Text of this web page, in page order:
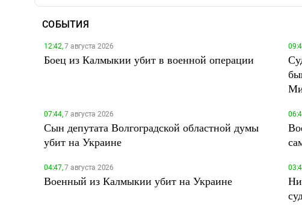
СОБЫТИЯ
12:42,7 августа 2026
Боец из Калмыкии убит в военной операции
07:44,7 августа 2026
Сын депутата Волгоградской областной думы
убит на Украине
04:47,7 августа 2026
Военный из Калмыкии убит на Украине